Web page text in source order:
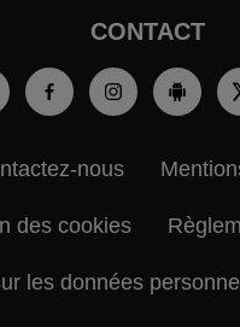
CONTACT
nous
des cookies
les données